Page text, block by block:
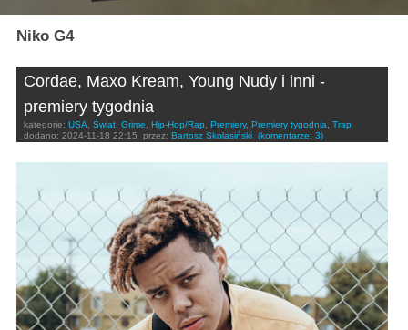
Niko G4
Cordae, Maxo Kream, Young Nudy i inni -
premiery tygodnia
kategorie: USA, Świat, Grime, Hip-Hop/Rap, Premiery, Premiery tygodnia, Trap
dodano: 2024-11-18 22:15 przez: Bartosz Skolasiński (komentarze: 3)